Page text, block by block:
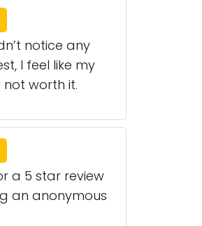
notice any
I feel like my
not worth it.
a 5 star review
an anonymous